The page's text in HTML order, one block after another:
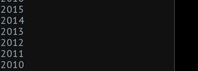
2015
2014
2013
2012
2011
2010